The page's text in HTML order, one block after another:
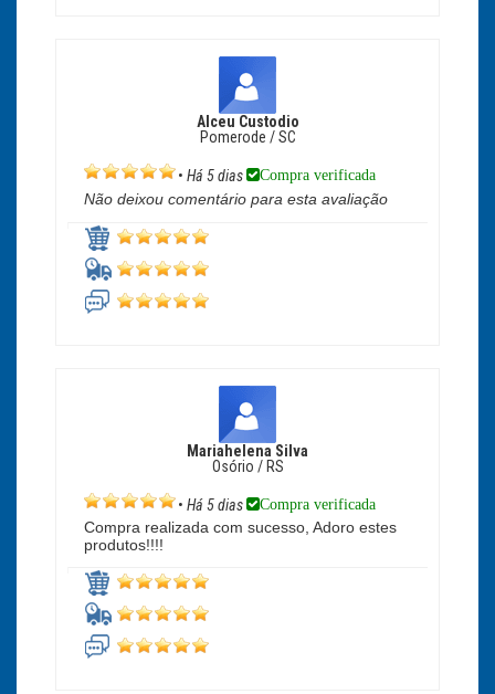
Alceu Custodio
Pomerode / SC
• Há 5 dias Compra verificada
Não deixou comentário para esta avaliação
Mariahelena Silva
Osório / RS
• Há 5 dias Compra verificada
Compra realizada com sucesso, Adoro estes
produtos!!!!